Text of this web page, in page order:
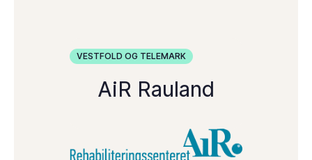
VESTFOLD OG TELEMARK
AiR Rauland